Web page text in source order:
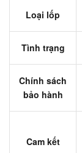
Loại lốp
Tình trạng
Chính sách
bảo hành
Cam kết